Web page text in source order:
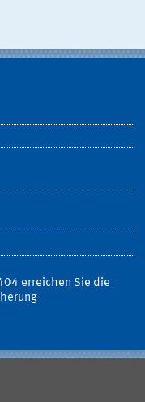
erreichen Sie die